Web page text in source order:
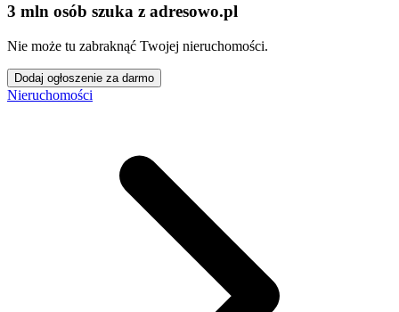
3 mln osób szuka z adresowo.pl
Nie może tu zabraknąć Twojej nieruchomości.
Dodaj ogłoszenie za darmo
Nieruchomości